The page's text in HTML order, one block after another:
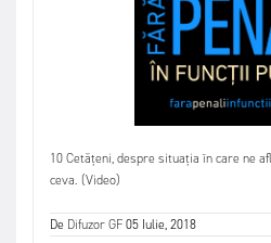
10 Cetățeni, despre situația în care ne
ceva. (Video)
De Difuzor GF05 Iulie, 2018